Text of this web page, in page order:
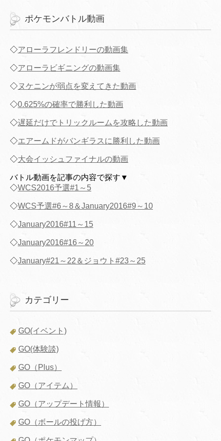
ポケモンバトル動画
◇アローラフレンドリーの動画集
◇アローラビギニングの動画集
◇ヌケニンが弱点を変えてきた動画
◇0.625%の確率で勝利した動画
◇遅延だけでトリックルームを攻略した動画
◇エアームドがバンギラスに勝利した動画
◇大会イッシュファイナルの動画
バトル動画を記事の内容で探す▼
◇WCS2016予選#1～5
◇WCS予選#6～8＆January2016#9～10
◇January2016#11～15
◇January2016#16～20
◇January#21～22＆ジョウト#23～25
カテゴリー
GO(イベント)
GO(体験談)
GO（Plus）
GO（アイテム）
GO（アップデート情報）
GO（ボールの投げ方）